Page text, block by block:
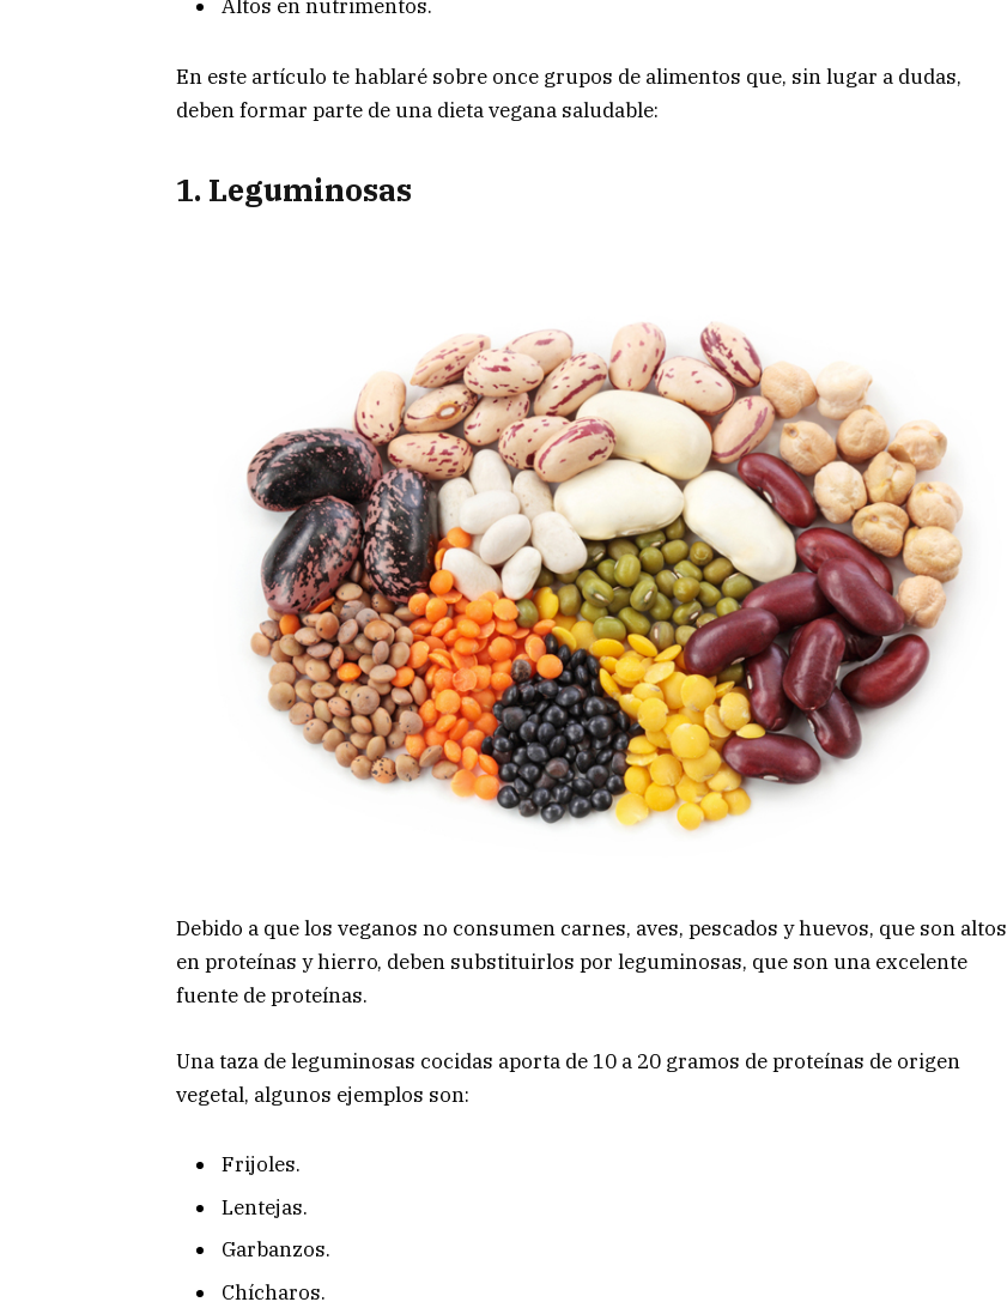
Altos en nutrimentos.
En este artículo te hablaré sobre once grupos de alimentos que, sin lugar a dudas,
deben formar parte de una dieta vegana saludable:
1. Leguminosas
Debido a que los veganos no consumen carnes, aves, pescados y huevos, que son altos
en proteínas y hierro, deben substituirlos por leguminosas, que son una excelente
fuente de proteínas.
Una taza de leguminosas cocidas aporta de 10 a 20 gramos de proteínas de origen
vegetal, algunos ejemplos son:
Frijoles.
Lentejas.
Garbanzos.
Chícharos.